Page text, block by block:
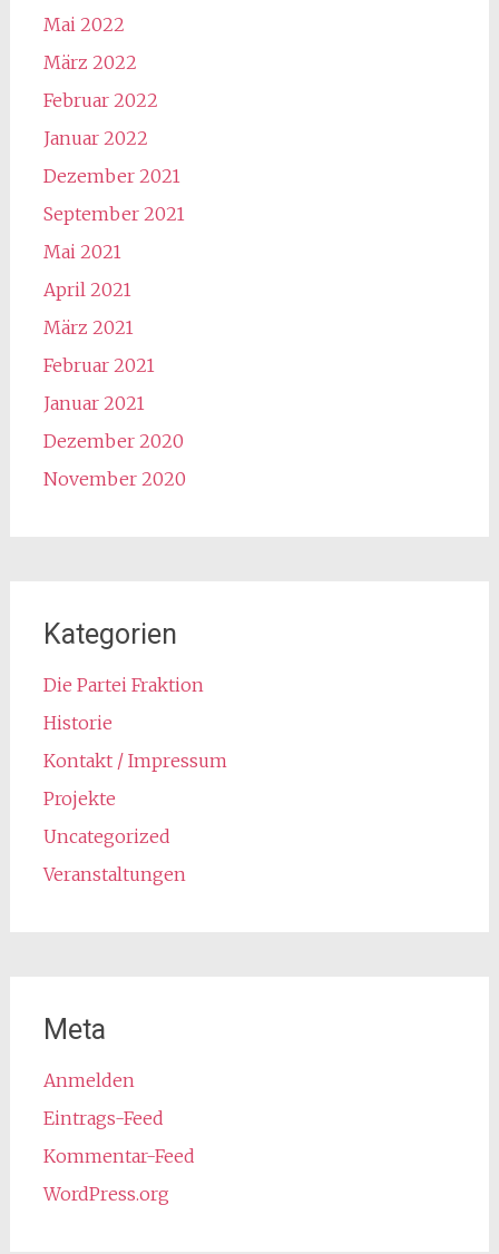
Mai 2022
März 2022
Februar 2022
Januar 2022
Dezember 2021
September 2021
Mai 2021
April 2021
März 2021
Februar 2021
Januar 2021
Dezember 2020
November 2020
Kategorien
Die Partei Fraktion
Historie
Kontakt / Impressum
Projekte
Uncategorized
Veranstaltungen
Meta
Anmelden
Eintrags-Feed
Kommentar-Feed
WordPress.org